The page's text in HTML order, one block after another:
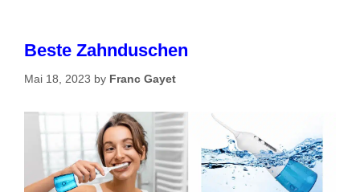
Beste Zahnduschen
Mai 18, 2023 by Franc Gayet